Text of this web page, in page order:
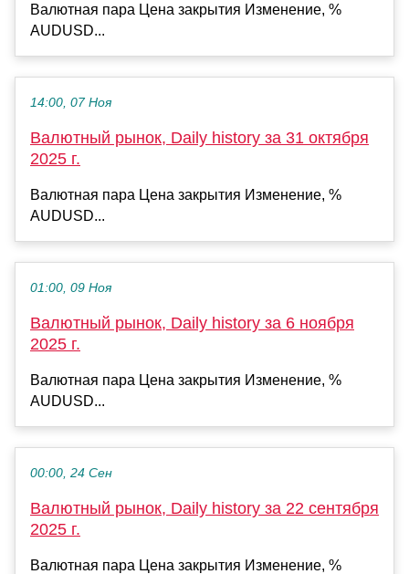
Валютная пара Цена закрытия Изменение, %
AUDUSD...
14:00, 07 Ноя
Валютный рынок, Daily history за 31 октября
2025 г.
Валютная пара Цена закрытия Изменение, %
AUDUSD...
01:00, 09 Ноя
Валютный рынок, Daily history за 6 ноября
2025 г.
Валютная пара Цена закрытия Изменение, %
AUDUSD...
00:00, 24 Сен
Валютный рынок, Daily history за 22 сентября
2025 г.
Валютная пара Цена закрытия Изменение, %